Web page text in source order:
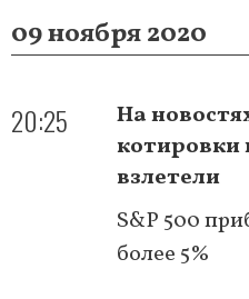
09 ноября 2020
20:25
На
взлетели
S&P 500
более 5%